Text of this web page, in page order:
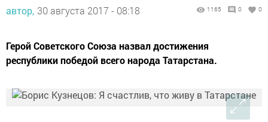
автор, 30 августа 2017 - 08:18 1165 0 0
Герой Советского Союза назвал достижения
республики победой всего народа Татарстана.